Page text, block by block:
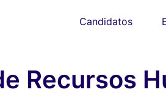
Candidatos
Recursos